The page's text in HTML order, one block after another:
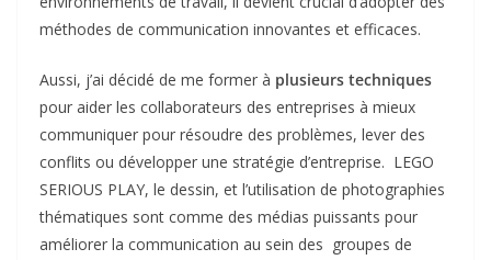
méthodes de communication innovantes et efficaces.
Aussi, j’ai décidé de me former à plusieurs techniques
pour aider les collaborateurs des entreprises à mieux
communiquer pour résoudre des problèmes, lever des
conflits ou développer une stratégie d’entreprise. LEGO
SERIOUS PLAY, le dessin, et l’utilisation de photographies
thématiques sont comme des médias puissants pour
améliorer la communication au sein des groupes de